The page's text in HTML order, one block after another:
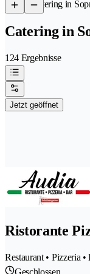
/Catering in
Catering in
124 Ergebnisse
Jetzt geöffnet
Ristorante
Restaurant • Pizzeria
Geschlossen